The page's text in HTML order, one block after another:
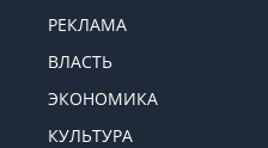
РЕКЛАМА
ВЛАСТЬ
ЭКОНОМИКА
КУЛЬТУРА